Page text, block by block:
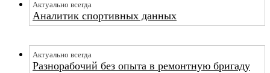
Актуально всегда
Аналитик спортивных данных
Актуально всегда
Разнорабочий без опыта в ремонтную бригаду